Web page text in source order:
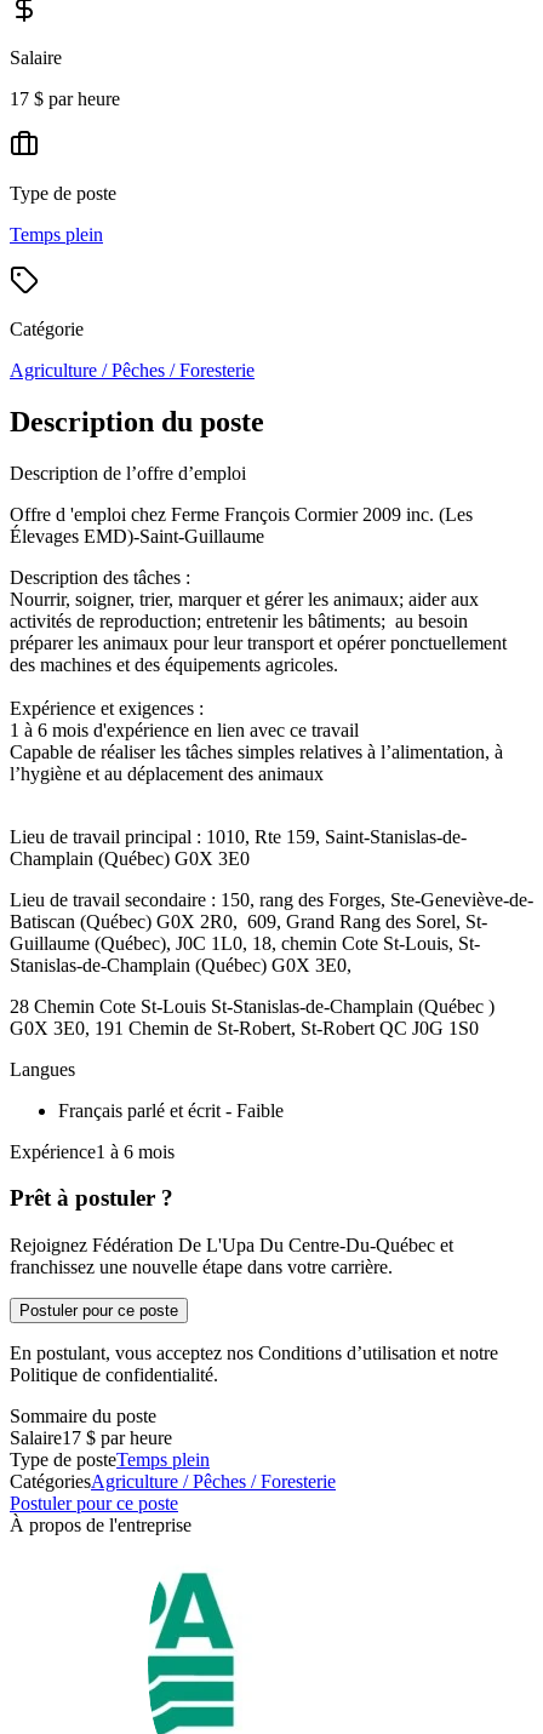
Salaire
17 $ par heure
Type de poste
Temps plein
Catégorie
Agriculture / Pêches / Foresterie
Description du poste
Description de l’offre d’emploi
Offre d 'emploi chez Ferme François Cormier 2009 inc. (Les
Élevages EMD)-Saint-Guillaume
Description des tâches :
Nourrir, soigner, trier, marquer et gérer les animaux; aider aux
activités de reproduction; entretenir les bâtiments; au besoin
préparer les animaux pour leur transport et opérer ponctuellement
des machines et des équipements agricoles.
Expérience et exigences :
1 à 6 mois d'expérience en lien avec ce travail
Capable de réaliser les tâches simples relatives à l’alimentation, à
l’hygiène et au déplacement des animaux
Lieu de travail principal : 1010, Rte 159, Saint-Stanislas-de-
Champlain (Québec) G0X 3E0
Lieu de travail secondaire : 150, rang des Forges, Ste-Geneviève-de-
Batiscan (Québec) G0X 2R0, 609, Grand Rang des Sorel, St-
Guillaume (Québec), J0C 1L0, 18, chemin Cote St-Louis, St-
Stanislas-de-Champlain (Québec) G0X 3E0,
28 Chemin Cote St-Louis St-Stanislas-de-Champlain (Québec )
G0X 3E0, 191 Chemin de St-Robert, St-Robert QC J0G 1S0
Langues
Français parlé et écrit - Faible
Expérience1 à 6 mois
Prêt à postuler ?
Rejoignez Fédération De L'Upa Du Centre-Du-Québec et
franchissez une nouvelle étape dans votre carrière.
Postuler pour ce poste
En postulant, vous acceptez nos Conditions d’utilisation et notre
Politique de confidentialité.
Sommaire du poste
Salaire17 $ par heure
Type de posteTemps plein
CatégoriesAgriculture / Pêches / Foresterie
Postuler pour ce poste
À propos de l'entreprise